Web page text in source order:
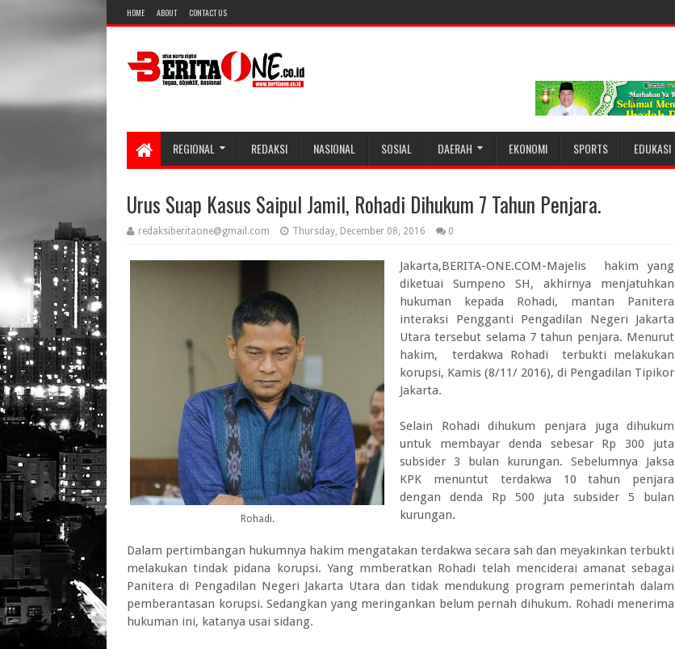
HOME ABOUT CONTACT US
REGIONAL REDAKSI NASIONAL SOSIAL DAERAH EKONOMI SPORTS EDUKASI
Urus Suap Kasus Saipul Jamil, Rohadi Dihukum 7 Tahun Penjara.
redaksiberitaone@gmail.com Thursday, December 08, 2016 0
Rohadi.
Jakarta,BERITA-ONE.COM-Majelis hakim yang
diketuai Sumpeno SH, akhirnya menjatuhkan
hukuman kepada Rohadi, mantan Panitera
interaksi Pengganti Pengadilan Negeri Jakarta
Utara tersebut selama 7 tahun penjara. Menurut
hakim, terdakwa Rohadi terbukti melakukan
korupsi, Kamis (8/11/ 2016), di Pengadilan Tipikor
Jakarta.
Selain Rohadi dihukum penjara juga dihukum
untuk membayar denda sebesar Rp 300 juta
subsider 3 bulan kurungan. Sebelumnya Jaksa
KPK menuntut terdakwa 10 tahun penjara
dengan denda Rp 500 juta subsider 5 bulan
kurungan.
Dalam pertimbangan hukumnya hakim mengatakan terdakwa secara sah dan meyakinkan terbukti
melakukan tindak pidana korupsi. Yang mmberatkan Rohadi telah menciderai amanat sebagai
Panitera di Pengadilan Negeri Jakarta Utara dan tidak mendukung program pemerintah dalam
pemberantasan korupsi. Sedangkan yang meringankan belum pernah dihukum. Rohadi menerima
hukuman ini, katanya usai sidang.